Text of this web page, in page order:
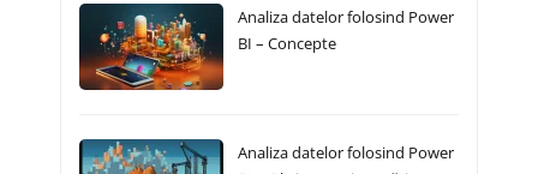
Analiza datelor folosind Power
BI – Concepte
Analiza datelor folosind Power